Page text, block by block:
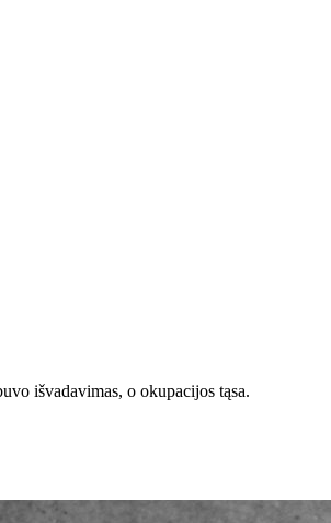
išvadavimas, o okupacijos tąsa.